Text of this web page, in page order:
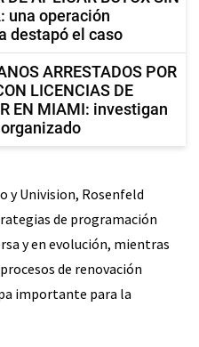
una operación
destapó el caso
ARRESTADOS POR
LICENCIAS DE
EN MIAMI: investigan
y Univision, Rosenfeld
de programación
y en evolución, mientras
de renovación
importante para la